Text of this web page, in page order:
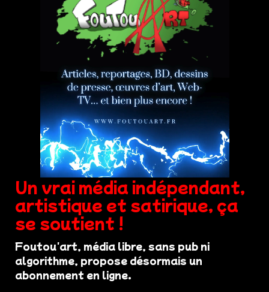
Un vrai média indépendant,
artistique et satirique, ça
se soutient !
Foutou'art, média libre, sans pub ni
algorithme, propose désormais un
abonnement en ligne.